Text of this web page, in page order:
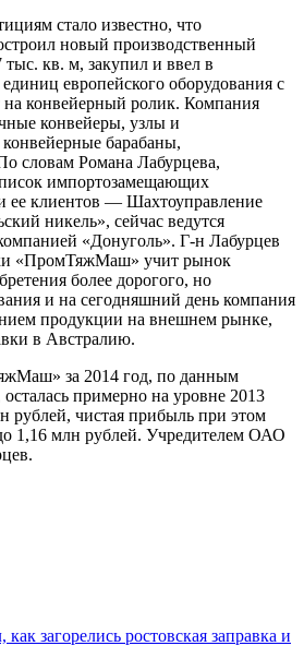
стало известно, что
новый производственный
кв. м, закупил и ввел в
европейского оборудования с
конвейерный ролик. Компания
конвейеры, узлы и
барабаны,
словам Романа Лабурцева,
импортозамещающих
ее клиентов — Шахто­управление
никель», сейчас ведутся
«Донуголь». Г-н Лабурцев
«ПромТяжМаш» учит рынок
более дорогого, но
и на сегодняшний день компания
продукции на внешнем рынке,
в Австралию.
за 2014 год, по данным
примерно на уровне 2013
рублей, чистая прибыль при этом
1,16 млн рублей. Учредителем ОАО
загорелись ростовская заправка и